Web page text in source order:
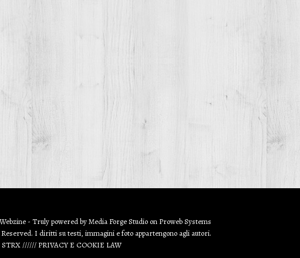
- Truly powered byMedia Forge Studio on ProwebSystems
I diritti su testi, immagini e foto appartengono agli autori.
STRX////// PRIVACY E COOKIE LAW